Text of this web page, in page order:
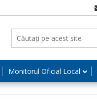
Monitorul Oficial Local